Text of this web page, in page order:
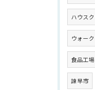
ハウス
ウォー
食品工場
諫早市